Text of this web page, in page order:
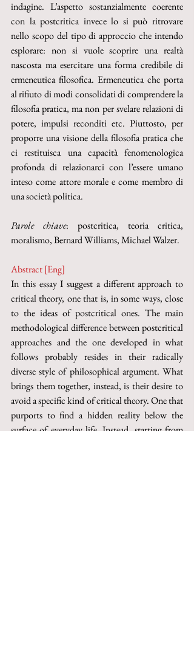
indagine. L’aspetto sostanzialmente coerente
con la postcritica invece lo si può ritrovare
nello scopo del tipo di approccio che intendo
esplorare: non si vuole scoprire una realtà
nascosta ma esercitare una forma credibile di
ermeneutica filosofica. Ermeneutica che porta
al rifiuto di modi consolidati di comprendere la
filosofia pratica, ma non per svelare relazioni di
potere, impulsi reconditi etc. Piuttosto, per
proporre una visione della filosofia pratica che
ci restituisca una capacità fenomenologica
profonda di relazionarci con l’essere umano
inteso come attore morale e come membro di
una società politica.
Parole chiave: postcritica, teoria critica,
moralismo, Bernard Williams, Michael Walzer.
Abstract [Eng]
In this essay I suggest a different approach to
critical theory, one that is, in some ways, close
to the ideas of postcritical ones. The main
methodological difference between postcritical
approaches and the one developed in what
follows probably resides in their radically
diverse style of philosophical argument. What
brings them together, instead, is their desire to
avoid a specific kind of critical theory. One that
purports to find a hidden reality below the
surface of everyday life. Instead, starting from